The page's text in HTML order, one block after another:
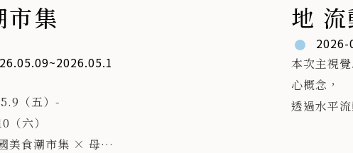
✦ 亮點搶先看（大家先來猜猜
🪐 經典國際療癒IP｜潮汐與星
📍地點｜雲林縣政府文化觀光處
📅日期｜115/06/19（五）－06/20
市集
（五）-
（六）
美食潮市集 × 母親
地
宴
本次主視
心概念，
透過水平